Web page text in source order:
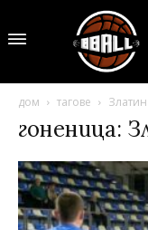
дом тагове
гоненица: